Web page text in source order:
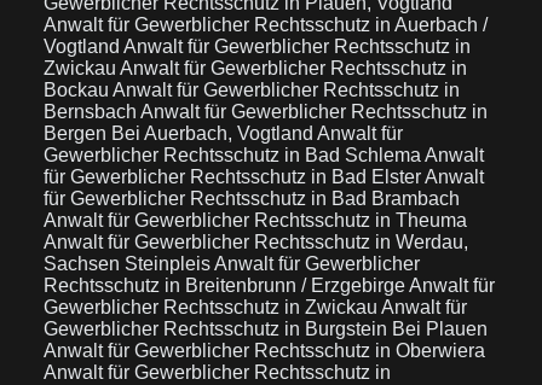
Anwalt für Gewerblicher Rechtsschutz in Auerbach /
Vogtland Anwalt für Gewerblicher Rechtsschutz in
Zwickau Anwalt für Gewerblicher Rechtsschutz in
Bockau Anwalt für Gewerblicher Rechtsschutz in
Bernsbach Anwalt für Gewerblicher Rechtsschutz in
Bergen Bei Auerbach, Vogtland Anwalt für
Gewerblicher Rechtsschutz in Bad Schlema Anwalt
für Gewerblicher Rechtsschutz in Bad ElsterAnwalt
für Gewerblicher Rechtsschutz in Bad Brambach
Anwalt für Gewerblicher Rechtsschutz in Theuma
Anwalt für Gewerblicher Rechtsschutz in Werdau,
Sachsen SteinpleisAnwalt für Gewerblicher
Rechtsschutz in Breitenbrunn / ErzgebirgeAnwalt für
Gewerblicher Rechtsschutz in Zwickau Anwalt für
Gewerblicher Rechtsschutz in Burgstein Bei Plauen
Anwalt für Gewerblicher Rechtsschutz in Oberwiera
Anwalt für Gewerblicher Rechtsschutz in